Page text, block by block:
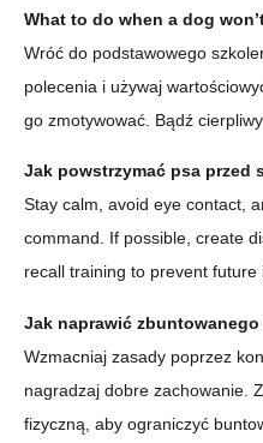
What to do when a dog
Wróć do podstawowego
polecenia i używaj
go zmotywować. Bądź
Jak powstrzymać psa przed
Stay calm, avoid eye contact,
command. If possible, create
recall training to prevent future
Jak naprawić zbuntowanego
Wzmacniaj zasady poprzez
nagradzaj dobre zachowanie.
fizyczną, aby ograniczyć